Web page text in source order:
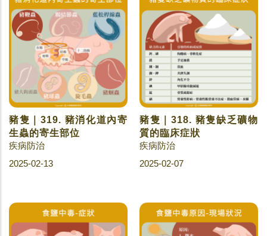
豬隻｜319. 豬消化道內寄
生蟲的寄生部位
疾病防治
2025-02-13
豬隻｜318. 豬隻缺乏礦物
質的臨床症狀
疾病防治
2025-02-07